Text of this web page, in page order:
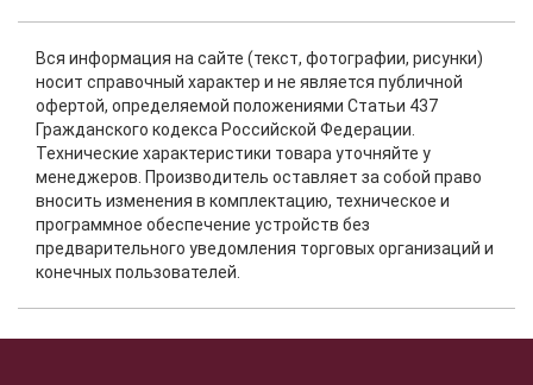
Вся информация на сайте (текст, фотографии, рисунки)
носит справочный характер и не является публичной
офертой, определяемой положениями Статьи 437
Гражданского кодекса Российской Федерации.
Технические характеристики товара уточняйте у
менеджеров. Производитель оставляет за собой право
вносить изменения в комплектацию, техническое и
программное обеспечение устройств без
предварительного уведомления торговых организаций и
конечных пользователей.